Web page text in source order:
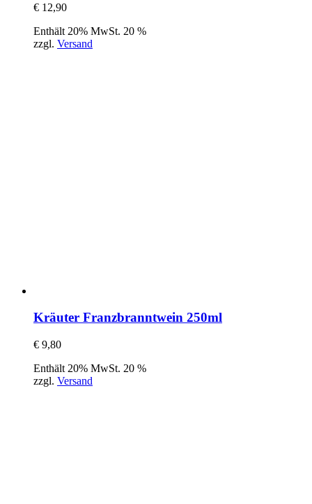
€ 12,90
Enthält 20% MwSt. 20 %
zzgl. Versand
Kräuter Franzbranntwein 250ml
€ 9,80
Enthält 20% MwSt. 20 %
zzgl. Versand